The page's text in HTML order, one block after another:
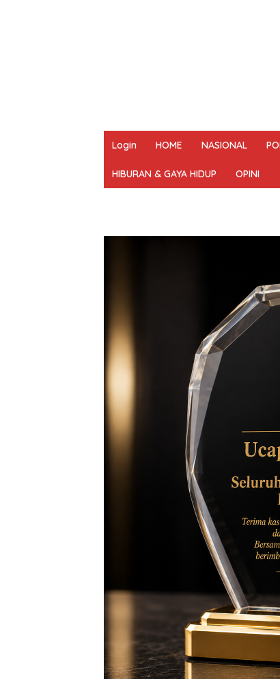
Login HOME NASIONAL
HIBURAN & GAYA HIDUP OPINI